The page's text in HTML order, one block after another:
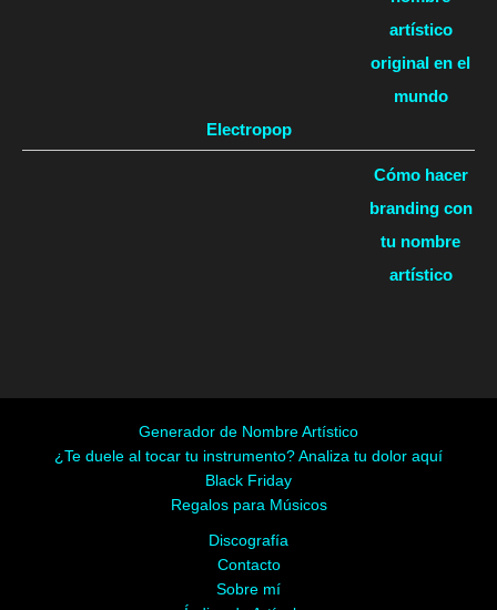
artístico
original en el
mundo
Electropop
Cómo hacer
branding con
tu nombre
artístico
Generador de Nombre Artístico
¿Te duele al tocar tu instrumento? Analiza tu dolor aquí
Black Friday
Regalos para Músicos
Discografía
Contacto
Sobre mí